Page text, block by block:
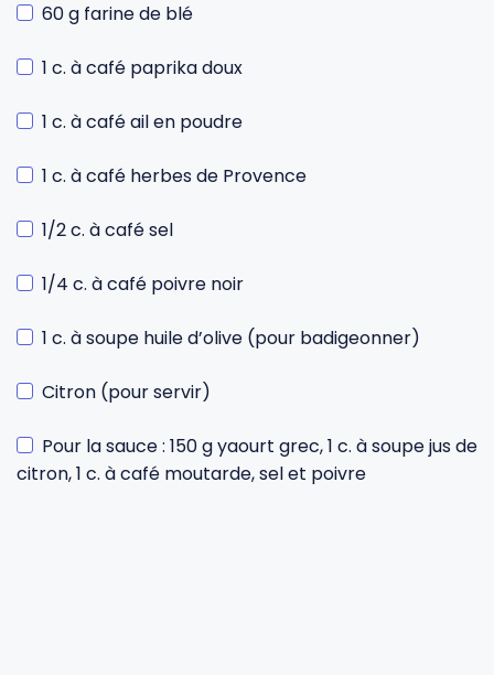
60 g farine de blé
1 c. à café paprika doux
1 c. à café ail en poudre
1 c. à café herbes de Provence
1/2 c. à café sel
1/4 c. à café poivre noir
1 c. à soupe huile d’olive (pour badigeonner)
Citron (pour servir)
Pour la sauce : 150 g yaourt grec, 1 c. à soupe jus de
citron, 1 c. à café moutarde, sel et poivre